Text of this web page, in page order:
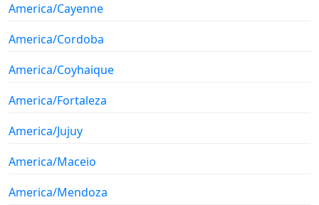
America/Cayenne
America/Cordoba
America/Coyhaique
America/Fortaleza
America/Jujuy
America/Maceio
America/Mendoza